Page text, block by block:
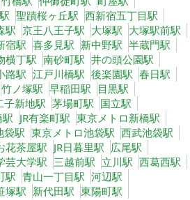
聖蹟桜ヶ丘駅 西新宿五丁目駅
駅 京王八王子駅 大塚駅 大塚駅前駅
宿駅 喜多見駅 新中野駅 半蔵門駅
横丁駅 南砂町駅 井の頭公園駅
路駅 江戸川橋駅 後楽園駅 春日駅
竹ノ塚駅 早稲田駅 目黒駅
子新地駅 茅場町駅 国立駅
駅 JR有楽町駅 東京メトロ新橋駅
袋駅 東京メトロ池袋駅 西武池袋駅
花茶屋駅 JR日暮里駅 広尾駅
芸大学駅 三越前駅 立川駅 西葛西駅
駅 青山一丁目駅 河辺駅
塚駅 新代田駅 東陽町駅